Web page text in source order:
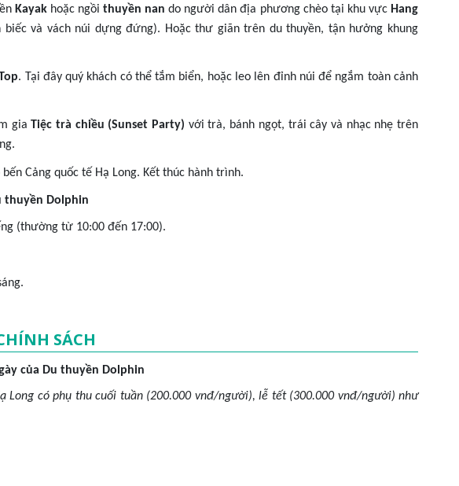
Kayakhoặc ngồi thuyền nan do người dân địa phương chèo tại khu vực Hang
biếc và vách núi dựng đứng). Hoặc thư giãn trên du thuyền, tận hưởng khung
. Tại đây quý khách có thể tắm biển, hoặc leo lên đỉnh núi để ngắm toàn cảnh
giaTiệc trà chiều (Sunset Party) với trà, bánh ngọt, trái cây và nhạc nhẹ trên
Cảng quốc tế Hạ Long. Kết thúc hành trình.
thuyền Dolphin
(thường từ 10:00 đến 17:00).
SÁCH
của Du thuyền Dolphin
Long có phụ thu cuối tuần (200.000 vnđ/người), lễ tết (300.000 vnđ/người) như